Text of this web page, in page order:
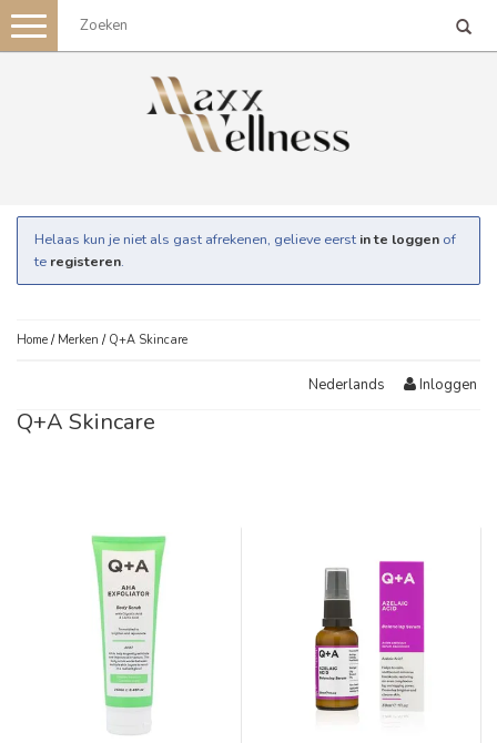
Toggle
navigation
Helaas kun je niet als gast afrekenen, gelieve eerst in te loggen of
te registeren.
Home / Merken / Q+A Skincare
Nederlands Inloggen
Q+A Skincare